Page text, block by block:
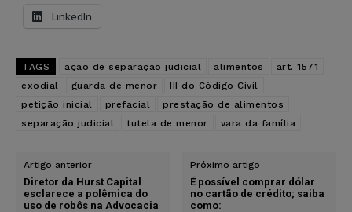
LinkedIn
TAGS ação de separação judicial alimentos
art. 1571
exodial
guarda de menor
III do Código Civil
petição inicial
prefacial
prestação de alimentos
separação judicial
tutela de menor vara da família
Artigo anterior
Diretor da Hurst Capital
esclarece a polêmica do
uso de robôs na Advocacia
Próximo artigo
É possível comprar dólar
no cartão de crédito; saiba
como: